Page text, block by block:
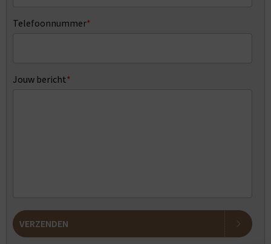
Telefoonnummer*
Jouw bericht*
VERZENDEN